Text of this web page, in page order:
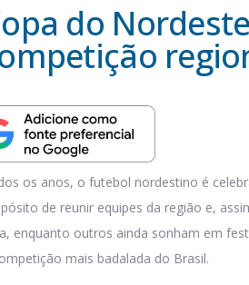
do
os anos, o futebol nordestino é
de reunir equipes da região e,
enquanto outros ainda sonham em
mais badalada do Brasil.